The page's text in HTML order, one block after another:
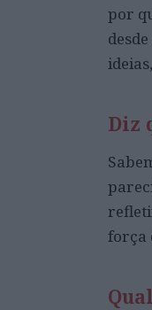
por
Diz
força